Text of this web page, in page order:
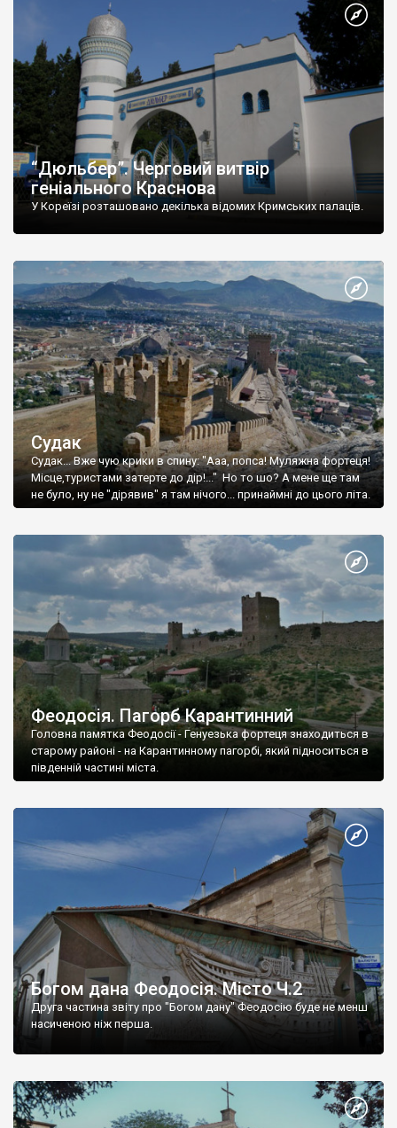
“Дюльбер”. Черговий витвір
геніального Краснова
У Кореїзі розташовано декілька відомих Кримських палаців.
Судак
Судак... Вже чую крики в спину: "Ааа, попса! Муляжна фортеця!
Місце,туристами затерте до дір!..." Но то шо? А мене ще там
не було, ну не "дірявив" я там нічого... принаймні до цього літа.
Феодосія. Пагорб Карантинний
Головна памятка Феодосії - Генуезька фортеця знаходиться в
старому районі - на Карантинному пагорбі, який підноситься в
південній частині міста.
Богом дана Феодосія. Місто Ч.2
Друга частина звіту про "Богом дану" Феодосію буде не менш
насиченою ніж перша.